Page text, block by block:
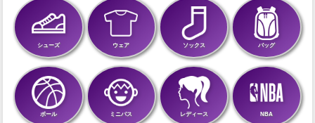
シューズ ウェア ソックス バッグ
ボール ミニバス レディース NBA